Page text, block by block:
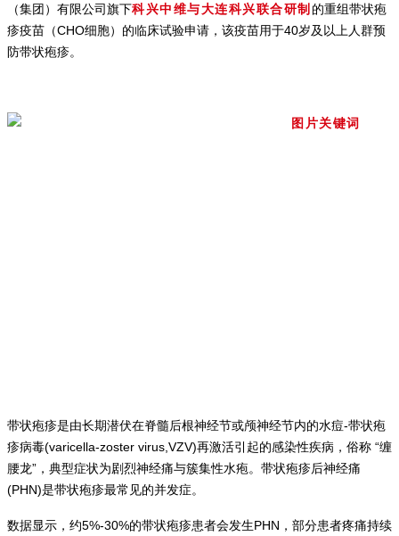
（集团）有限公司旗下科兴中维与大连科兴联合研制 的重组带状疱
疹疫苗（CHO细胞）的临床试验申请，该疫苗用于40岁及以上人群预
防带状疱疹。
带状疱疹是由长期潜伏在脊髓后根神经节或颅神经节内的水痘-带状疱
疹病毒(varicella-zoster virus,VZV)再激活引起的感染性疾病，俗称 “缠
腰龙”，典型症状为剧烈神经痛与簇集性水疱。带状疱疹后神经痛
(PHN)是带状疱疹最常见的并发症。
数据显示，约5%-30%的带状疱疹患者会发生PHN，部分患者疼痛持续